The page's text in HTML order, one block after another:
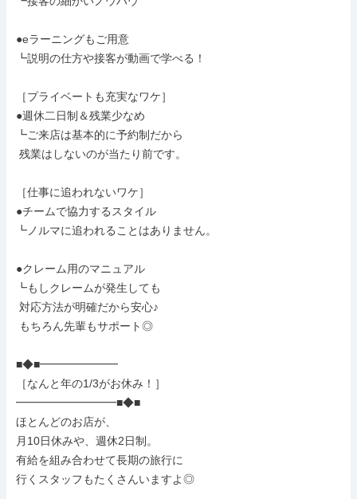
●eラーニングもご用意
┗説明の仕方や接客が動画で学べる！
［プライベートも充実なワケ］
●週休二日制＆残業少なめ
┗ご来店は基本的に予約制だから
［仕事に追われないワケ］
●チームで協力するスタイル
┗ノルマに追われることはありません。
●クレーム用のマニュアル
┗もしクレームが発生しても
■◆■━━━━━━━
［なんと年の1/3がお休み！］
━━━━━━━━━■◆■
ほとんどのお店が、
月10日休みや、週休2日制。
有給を組み合わせて長期の旅行に
行くスタッフもたくさんいますよ◎